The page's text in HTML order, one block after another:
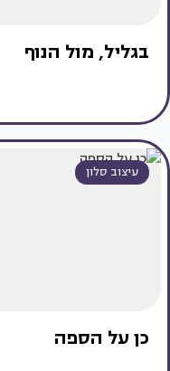
בגליל, מול הנוף
עיצוב סלון
כן על הספה